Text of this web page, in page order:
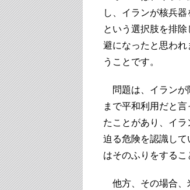
し、イランが核兵
という選択肢を排
避になったと思わ
うことです。
問題は、イランが
まで平和利用だと
たことがあり、イ
迫る危険を認識し
はそのふりをするこ
他方、その場合、